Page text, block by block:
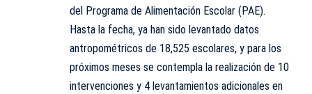
del Programa de Alimentación Escolar (PAE).
Hasta la fecha, ya han sido levantado datos
antropométricos de 18,525 escolares, y para los
próximos meses se contempla la realización de 10
intervenciones y 4 levantamientos adicionales en